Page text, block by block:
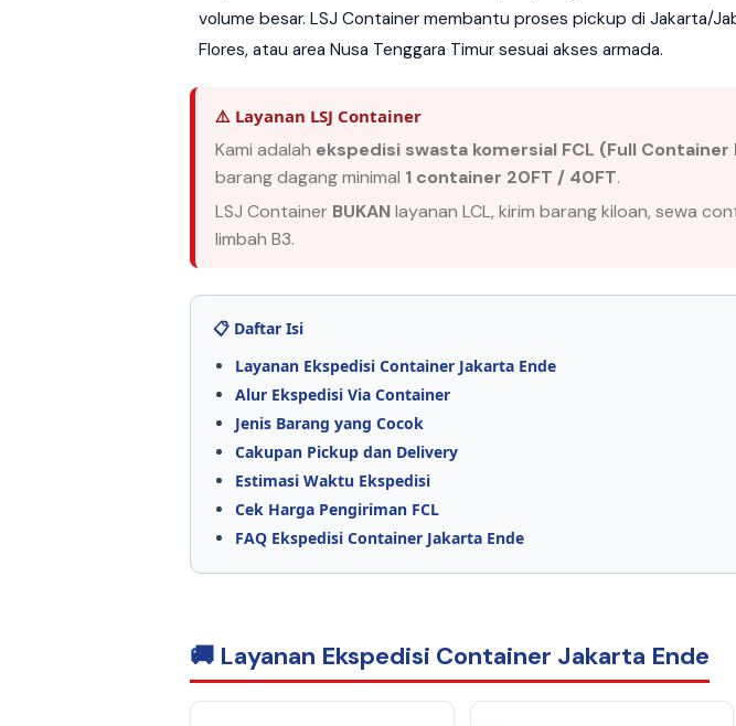
volume besar. LSJ Container membantu proses pickup di Jakarta/
Flores, atau area Nusa Tenggara Timur sesuai akses armada.
⚠️ Layanan LSJ Container
Kami adalah ekspedisi swasta komersial FCL (Full Container
barang dagang minimal 1 container 20FT / 40FT.
LSJ Container BUKANlayanan LCL, kirim barang kiloan, sewa
limbah B3.
📋 Daftar Isi
Layanan Ekspedisi Container Jakarta Ende
Alur Ekspedisi Via Container
Jenis Barang yang Cocok
Cakupan Pickup dan Delivery
Estimasi Waktu Ekspedisi
Cek Harga Pengiriman FCL
FAQ Ekspedisi Container Jakarta Ende
🚚 Layanan Ekspedisi Container Jakarta Ende